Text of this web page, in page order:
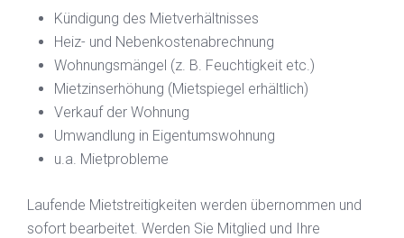
Kündigung des Mietverhältnisses
Heiz- und Nebenkostenabrechnung
Wohnungsmängel (z. B. Feuchtigkeit etc.)
Mietzinserhöhung (Mietspiegel erhältlich)
Verkauf der Wohnung
Umwandlung in Eigentumswohnung
u.a. Mietprobleme
Laufende Mietstreitigkeiten werden übernommen und
sofort bearbeitet. Werden Sie Mitglied und Ihre